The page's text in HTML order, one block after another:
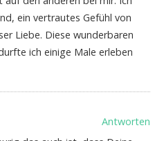
ein vertrautes Gefühl von
Liebe. Diese wunderbaren
ich einige Male erleben
Antworten